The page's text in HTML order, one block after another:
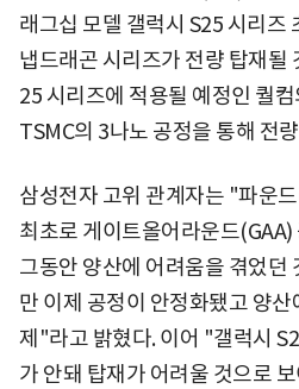
래그십 모델 갤럭시 S25 시리즈
냅드래곤 시리즈가 전량 탑재될
25 시리즈에 적용될 예정인 퀄
TSMC의 3나노 공정을 통해 전
삼성전자 고위 관계자는 "파운
최초로 게이트올어라운드
그동안 양산에 어려움을 겪었던
만 이제 공정이 안정화됐고 양
제"라고 밝혔다. 이어 "갤럭시
가 안돼 탑재가 어려울 것으로